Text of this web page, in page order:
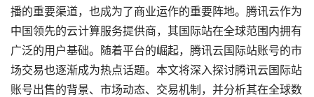
播的重要渠道，也成为了商业运作的重要阵地。腾讯云作为
中国领先的云计算服务提供商，其国际站在全球范围内拥有
广泛的用户基础。随着平台的崛起，腾讯云国际站账号的市
场交易也逐渐成为热点话题。本文将深入探讨腾讯云国际站
账号出售的背景、市场动态、交易机制，并分析其在全球数